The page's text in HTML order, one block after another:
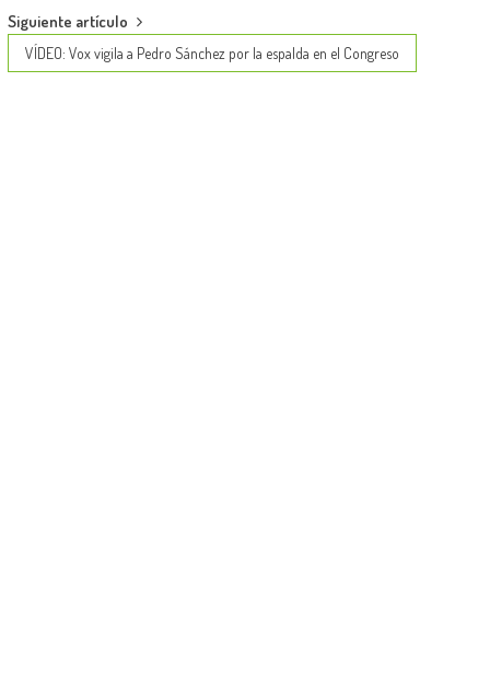
Siguiente artículo
VÍDEO: Vox vigila a Pedro Sánchez por la espalda en el Congreso